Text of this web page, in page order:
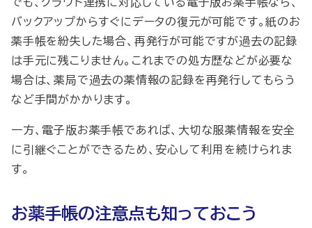
バックアップからすぐにデータの復元が可能です。紙のお
薬手帳を紛失した場合、再発行が可能ですが過去の記録
は手元に残こりません。これまでの処方歴などが必要な
場合は、薬局で過去の薬情報の記録を再発行してもらう
など手間がかかります。
一方、電子版お薬手帳であれば、大切な服薬情報を安全
に引継ぐことができるため、安心して利用を続けられま
す。
お薬手帳の注意点も知っておこう